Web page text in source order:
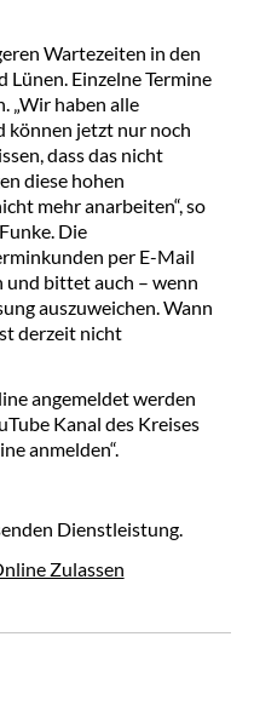
Wartezeiten in den
Lünen. Einzelne Termine
„Wir haben alle
können jetzt nur noch
dass das nicht
diese hohen
mehr anarbeiten“, so
Die
per E-Mail
und bittet auch – wenn
auszuweichen. Wann
derzeit nicht
angemeldet werden
Kanal des Kreises
anmelden“.
Dienstleistung.
Zulassen